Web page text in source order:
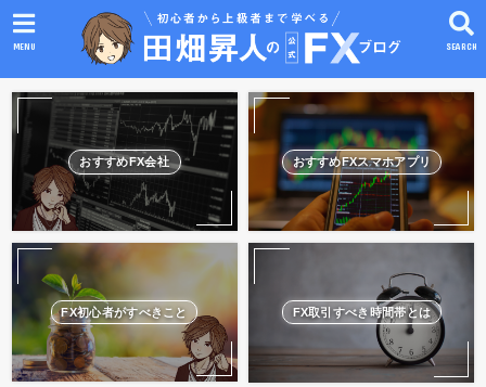
SEARCH
MENU
おすすめFX会社 おすすめFXスマホアプリ
FX初心者がすべきこと FX取引すべき時間帯とは